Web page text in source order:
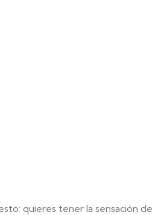
quieres tener la sensación de